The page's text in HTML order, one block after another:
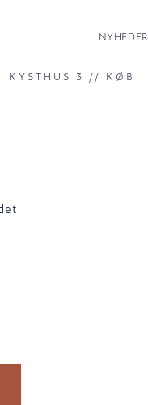
KYSTHUS 3 // KØB
NYHEDER